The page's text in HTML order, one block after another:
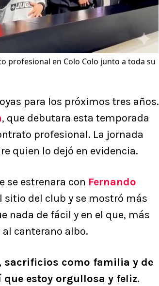
profesional en Colo Colo junto a toda su
para los próximos tres años.
, que debutara esta temporada
profesional. La jornada
quien lo dejó en evidencia.
se estrenara con Fernando
sitio del club y se mostró más
nada de fácil y en el que, más
canterano albo.
sacrificios como familia y de
estoy orgullosa y feliz.